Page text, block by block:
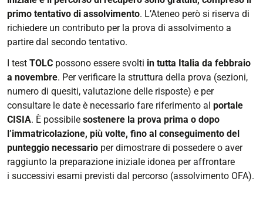
primo tentativo di assolvimento. L’Ateneo però si riserva di
richiedere un contributo per la prova di assolvimento a
partire dal secondo tentativo.
I test TOLC possono essere svolti in tutta Italia da febbraio
a novembre. Per verificare la struttura della prova (sezioni,
numero di quesiti, valutazione delle risposte) e per
consultare le date è necessario fare riferimento al portale
CISIA. È possibile sostenere la prova prima o dopo
l’immatricolazione, più volte, fino al conseguimento del
punteggio necessario per dimostrare di possedere o aver
raggiunto la preparazione iniziale idonea per affrontare
i successivi esami previsti dal percorso (assolvimento OFA).